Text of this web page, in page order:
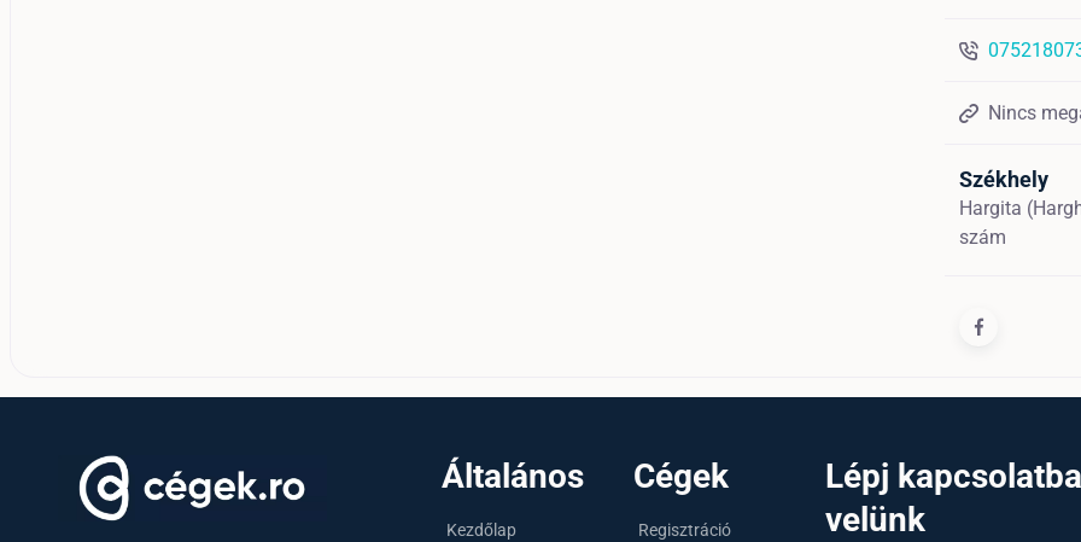
Nincs
Székhely
Hargita
szám
Általános
Kezdőlap
Cégek
Regisztráció
Lépj kapcsolatba
velünk